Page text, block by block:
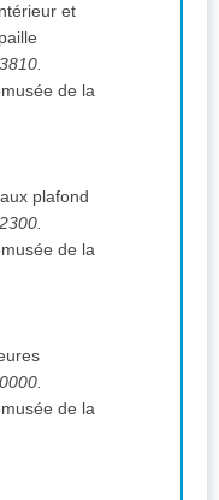
et
de la
plafond
de la
de la